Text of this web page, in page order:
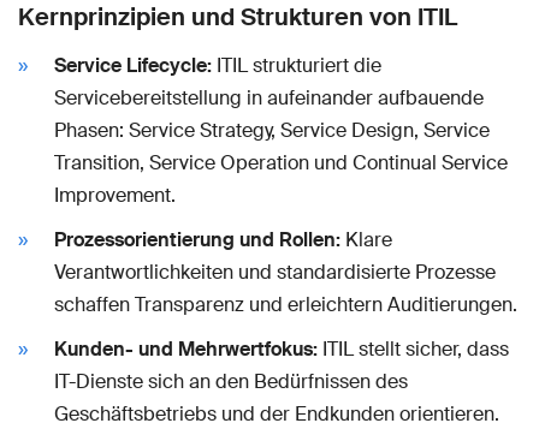
Kernprinzipien und Strukturen von ITIL
Service Lifecycle: ITIL strukturiert die
Servicebereitstellung in aufeinander aufbauende
Phasen: Service Strategy, Service Design, Service
Transition, Service Operation und Continual Service
Improvement.
Prozessorientierung und Rollen: Klare
Verantwortlichkeiten und standardisierte Prozesse
schaffen Transparenz und erleichtern Auditierungen.
Kunden- und Mehrwertfokus: ITIL stellt sicher, dass
IT-Dienste sich an den Bedürfnissen des
Geschäftsbetriebs und der Endkunden orientieren.